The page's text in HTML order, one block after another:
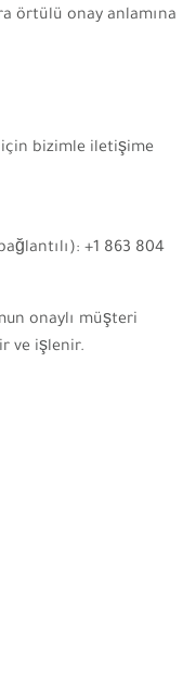
örtülü onay anlamına
için bizimle iletişime
+1 863 804
onaylı müşteri
ve işlenir.